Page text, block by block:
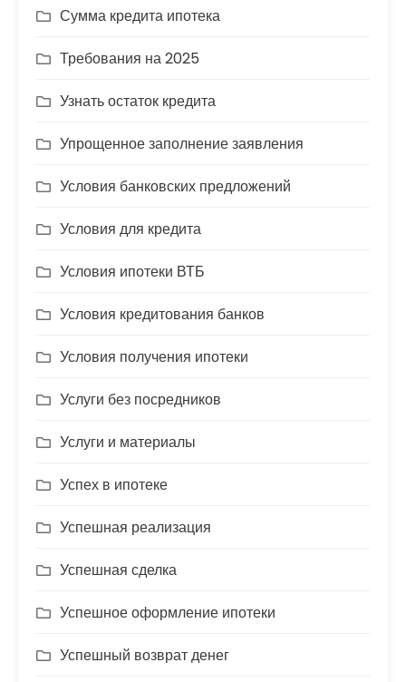
Сумма кредита ипотека
Требования на 2025
Узнать остаток кредита
Упрощенное заполнение заявления
Условия банковских предложений
Условия для кредита
Условия ипотеки ВТБ
Условия кредитования банков
Условия получения ипотеки
Услуги без посредников
Услуги и материалы
Успех в ипотеке
Успешная реализация
Успешная сделка
Успешное оформление ипотеки
Успешный возврат денег